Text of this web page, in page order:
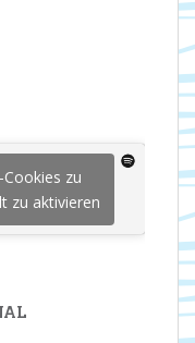
zu
zu aktivieren